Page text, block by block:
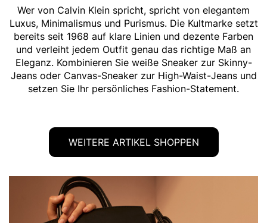
Wer von Calvin Klein spricht, spricht von elegantem
Luxus, Minimalismus und Purismus. Die Kultmarke setzt
bereits seit 1968 auf klare Linien und dezente Farben
und verleiht jedem Outfit genau das richtige Maß an
Eleganz. Kombinieren Sie weiße Sneaker zur Skinny-
Jeans oder Canvas-Sneaker zur High-Waist-Jeans und
setzen Sie Ihr persönliches Fashion-Statement.
WEITERE ARTIKEL SHOPPEN